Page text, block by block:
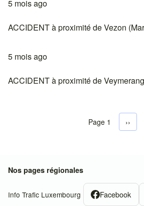
5 mois ago
ACCIDENT à proximité de Vezon
5 mois ago
ACCIDENT à proximité de
Page 1 Next
››
Nos pages régionales
Info Trafic Luxembourg Facebook